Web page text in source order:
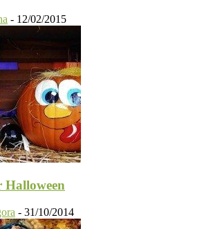
- 12/02/2015
Halloween
- 31/10/2014